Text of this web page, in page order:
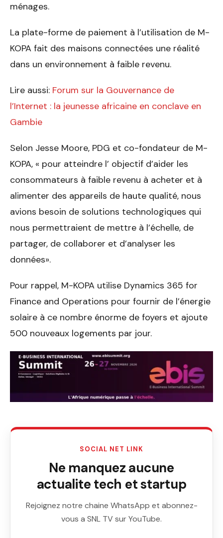
ménages.
La plate-forme de paiement à l’utilisation de M-
KOPA fait des maisons connectées une réalité
dans un environnement à faible revenu.
Lire aussi: Forum sur la Gouvernance de
l’Internet : la jeunesse africaine en conclave en
Gambie
Selon Jesse Moore, PDG et co-fondateur de M-
KOPA, « pour atteindre l’ objectif d’aider les
consommateurs à faible revenu à acheter et à
alimenter des appareils de haute qualité, nous
avions besoin de solutions technologiques qui
nous permettraient de mettre à l’échelle, de
partager, de collaborer et d’analyser les
données».
Pour rappel, M-KOPA utilise Dynamics 365 for
Finance and Operations pour fournir de l’énergie
solaire à ce nombre énorme de foyers et ajoute
500 nouveaux logements par jour.
SOCIAL NET LINK
Ne manquez aucune
actualite tech et startup
Rejoignez notre chaine WhatsApp et abonnez-
vous a SNL TV sur YouTube.